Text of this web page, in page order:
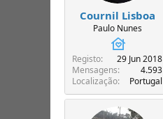
Cournil Lisboa
Paulo Nunes
Registo
29 Jun 2018
Mensagens
4.593
Localização
Portugal